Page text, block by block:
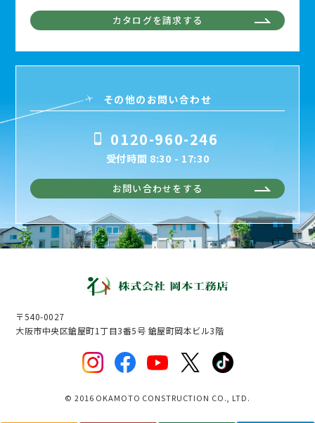
カタログを請求する
その他のお問い合わせ
0120-960-246
受付時間 8:30 - 17:30
お問い合わせをする
〒540-0027
大阪市中央区鎗屋町1丁目3番5号 鎗屋町岡本ビル3階
© 2016 OKAMOTO CONSTRUCTION CO., LTD.